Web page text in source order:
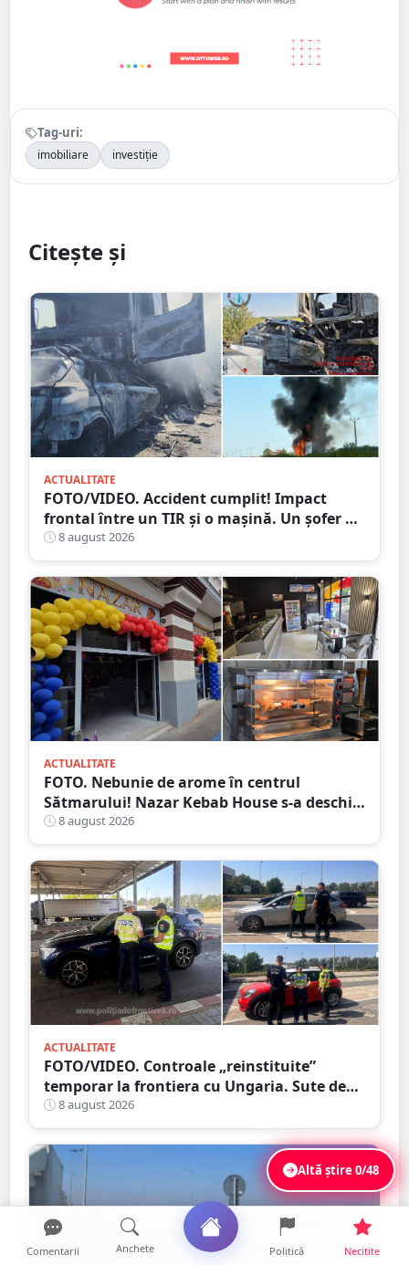
Tag-uri:
imobiliare investiție
Citește și
ACTUALITATE
FOTO/VIDEO. Accident cumplit! Impact
frontal între un TIR și o mașină. Un șofer a
murit carbonizat
8 august 2026
ACTUALITATE
FOTO. Nebunie de arome în centrul
Sătmarului! Nazar Kebab House s-a deschis
cu șaorma la 20 de lei, azi și mâine
8 august 2026
ACTUALITATE
FOTO/VIDEO. Controale „reinstituite”
temporar la frontiera cu Ungaria. Sute de
persoane și mașini, verificate în județul
Satu Mare
8 august 2026
Altă știre0/48
Comentarii Anchete Politică Necitite